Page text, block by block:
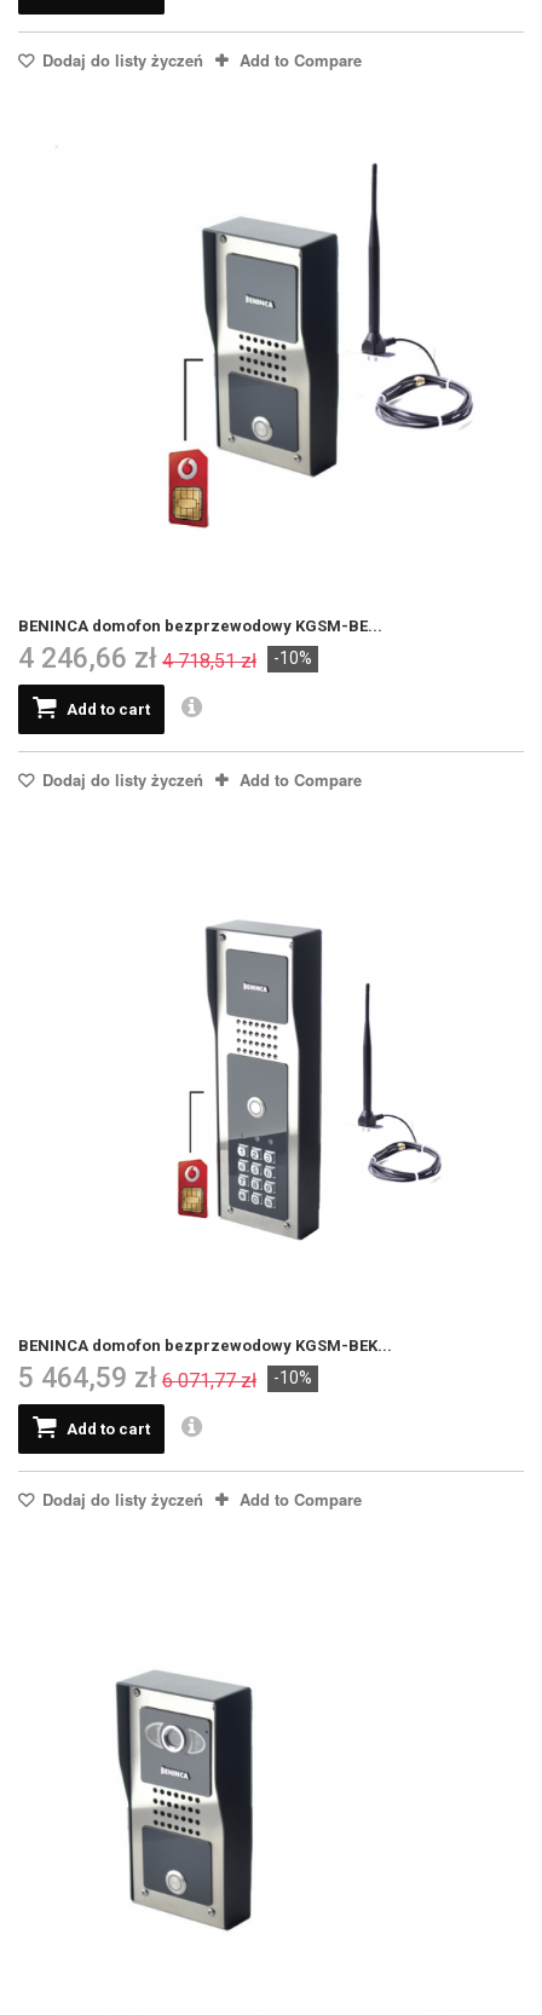
Dodaj do listy życzeń Add to Compare
BENINCA domofon bezprzewodowy KGSM-BE...
4 246,66 zł 4 718,51 zł -10%
Add to cart
Dodaj do listy życzeń Add to Compare
BENINCA domofon bezprzewodowy KGSM-BEK...
5 464,59 zł 6 071,77 zł -10%
Add to cart
Dodaj do listy życzeń Add to Compare